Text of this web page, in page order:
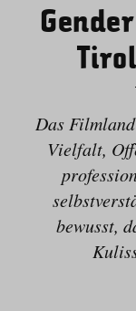
Das
Vielfalt,
bewusst,